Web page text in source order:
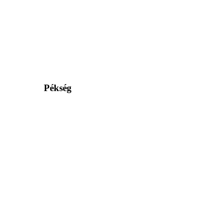
Pékség